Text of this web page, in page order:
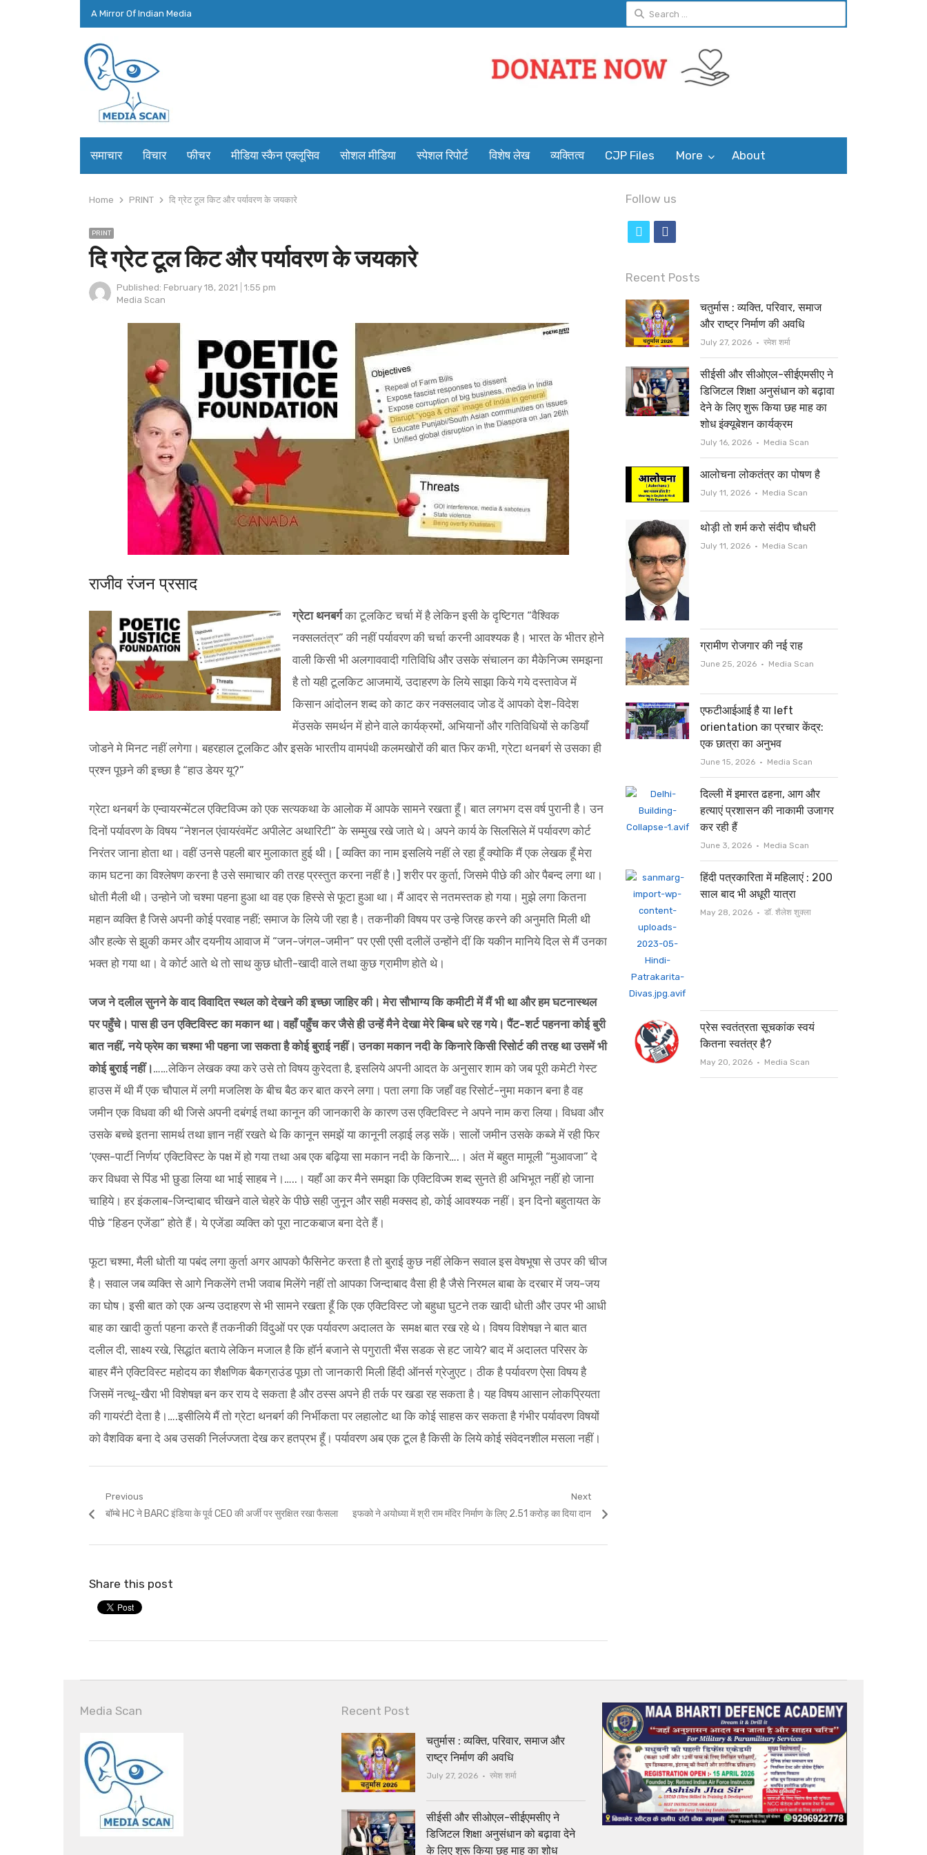
A Mirror Of Indian Media
Search
for:
समाचार विचार फीचर मीडिया स्कैन एक्लूसिव सोशल मीडिया स्पेशल रिपोर्ट विशेष लेख व्यक्तित्व CJP Files More About
Home PRINT दि ग्रेट टूल किट और पर्यावरण के जयकारे
PRINT
दि ग्रेट टूल किट और पर्यावरण के जयकारे
Published: February 18, 2021
1:55 pm
Author
Media Scan
राजीव रंजन प्रसाद
ग्रेटा थनबर्गका टूलकिट चर्चा में है लेकिन इसी के दृष्टिगत “वैश्विक
नक्सलतंत्र” की नहीं पर्यावरण की चर्चा करनी आवश्यक है। भारत के भीतर होने
वाली किसी भी अलगाववादी गतिविधि और उसके संचालन का मैकेनिज्म समझना
है तो यही टूलकिट आजमायें, उदाहरण के लिये साझा किये गये दस्तावेज में
किसान आंदोलन शब्द को काट कर नक्सलवाद जोड दें आपको देश-विदेश
मेंउसके समर्थन में होने वाले कार्यक्रमों, अभियानों और गतिविधियों से कडियाँ
जोडने मे मिनट नहीं लगेगा। बहरहाल टूलकिट और इसके भारतीय वामपंथी कलमखोरों की बात फिर कभी, ग्रेटा थनबर्ग से उसका ही
प्रश्न पूछने की इच्छा है “हाउ डेयर यू?”
ग्रेटा थनबर्ग के एन्वायरन्मेंटल एक्टिविज्म को एक सत्यकथा के आलोक में आपके सामने रखता हूँ। बात लगभग दस वर्ष पुरानी है। उन
दिनों पर्यावरण के विषय “नेशनल एंवायरंवमेंट अपीलेट अथारिटी” के सम्मुख रखे जाते थे। अपने कार्य के सिलसिले में पर्यावरण कोर्ट
निरंतर जाना होता था। वहीं उनसे पहली बार मुलाकात हुई थी। [ व्यक्ति का नाम इसलिये नहीं ले रहा हूँ क्योकि मैं एक लेखक हूँ मेरा
काम घटना का विश्लेषण करना है उसे समाचार की तरह प्रस्तुत करना नहीं है।] शरीर पर कुर्ता, जिसमे पीछे की ओर पैबन्द लगा था।
धोती मैली थी। उन्होने जो चश्मा पहना हुआ था वह एक हिस्से से फूटा हुआ था। मैं आदर से नतमस्तक हो गया। मुझे लगा कितना
महान व्यक्ति है जिसे अपनी कोई परवाह नहीं; समाज के लिये जी रहा है। तकनीकी विषय पर उन्हे जिरह करने की अनुमति मिली थी
और हल्के से झुकी कमर और दयनीय आवाज में “जन-जंगल-जमीन” पर एसी एसी दलीलें उन्होंने दीं कि यकीन मानिये दिल से मैं उनका
भक्त हो गया था। वे कोर्ट आते थे तो साथ कुछ धोती-खादी वाले तथा कुछ ग्रामीण होते थे।
जज ने दलील सुनने के वाद विवादित स्थल को देखने की इच्छा जाहिर की। मेरा सौभाग्य कि कमीटी में मैं भी था और हम घटनास्थल
पर पहुँचे। पास ही उन एक्टिविस्ट का मकान था। वहाँ पहुँच कर जैसे ही उन्हें मैने देखा मेरे बिम्ब धरे रह गये। पैंट-शर्ट पहनना कोई बुरी
बात नहीं, नये फ्रेम का चश्मा भी पहना जा सकता है कोई बुराई नहीं। उनका मकान नदी के किनारे किसी रिसोर्ट की तरह था उसमें भी
कोई बुराई नहीं।……लेकिन लेखक क्या करे उसे तो विषय कुरेदता है, इसलिये अपनी आदत के अनुसार शाम को जब पूरी कमेटी गेस्ट
हाउस में थी मैं एक चौपाल में लगी मजलिश के बीच बैठ कर बात करने लगा। पता लगा कि जहाँ वह रिसोर्ट-नुमा मकान बना है वह
जमीन एक विधवा की थी जिसे अपनी दबंगई तथा कानून की जानकारी के कारण उस एक्टिविस्ट ने अपने नाम करा लिया। विधवा और
उसके बच्चे इतना सामर्थ तथा ज्ञान नहीं रखते थे कि कानून समझें या कानूनी लड़ाई लड़ सकें। सालों जमीन उसके कब्जे में रही फिर
‘एक्स-पार्टी निर्णय’ एक्टिविस्ट के पक्ष में हो गया तथा अब एक बढ़िया सा मकान नदी के किनारे….। अंत में बहुत मामूली “मुआवजा” दे
कर विधवा से पिंड भी छुडा लिया था भाई साहब ने।…..। यहाँ आ कर मैने समझा कि एक्टिविज्म शब्द सुनते ही अभिभूत नहीं हो जाना
चाहिये। हर इंकलाब-जिन्दाबाद चीखने वाले चेहरे के पीछे सही जुनून और सही मक्सद हो, कोई आवश्यक नहीं। इन दिनो बहुतायत के
पीछे “हिडन एजेंडा” होते हैं। ये एजेंडा व्यक्ति को पूरा नाटकबाज बना देते हैं।
फूटा चश्मा, मैली धोती या पबंद लगा कुर्ता अगर आपको फैसिनेट करता है तो बुराई कुछ नहीं लेकिन सवाल इस वेषभूषा से उपर की चीज
है। सवाल जब व्यक्ति से आगे निकलेंगे तभी जवाब मिलेंगे नहीं तो आपका जिन्दाबाद वैसा ही है जैसे निरमल बाबा के दरबार में जय-जय
का घोष। इसी बात को एक अन्य उदाहरण से भी सामने रखता हूँ कि एक एक्टिविस्ट जो बहुधा घुटने तक खादी धोती और उपर भी आधी
बाह का खादी कुर्ता पहना करते हैं तकनीकी विंदुओं पर एक पर्यावरण अदालत के समक्ष बात रख रहे थे। विषय विशेषज्ञ ने बात बात
दलील दी, साक्ष्य रखे, सिद्धांत बताये लेकिन मजाल है कि हॉर्न बजाने से पगुराती भैंस सडक से हट जाये? बाद में अदालत परिसर के
बाहर मैंने एक्टिविस्ट महोदय का शैक्षणिक बैकग्राउंड पूछा तो जानकारी मिली हिंदी ऑनर्स ग्रेजुएट। ठीक है पर्यावरण ऐसा विषय है
जिसमें नत्थू-खैरा भी विशेषज्ञ बन कर राय दे सकता है और ठस्स अपने ही तर्क पर खडा रह सकता है। यह विषय आसान लोकप्रियता
की गायरंटी देता है।….इसीलिये मैं तो ग्रेटा थनबर्ग की निर्भीकता पर लहालोट था कि कोई साहस कर सकता है गंभीर पर्यावरण विषयों
को वैशविक बना दे अब उसकी निर्लज्जता देख कर हतप्रभ हूँ। पर्यावरण अब एक टूल है किसी के लिये कोई संवेदनशील मसला नहीं।
Post
navigation
Previous
Previous
बॉम्बे HC ने BARC इंडिया के पूर्व CEO की अर्जी पर सुरक्षित रखा फैसला
Next
Next
इफको ने अयोध्या में श्री राम मंदिर निर्माण के लिए 2.51 करोड़ का दिया दान
Share this post
Follow us
i
t
t
e
r
c
e
b
o
o
k
Recent Posts
चतुर्मास : व्यक्ति, परिवार, समाज
और राष्ट्र निर्माण की अवधि
July 27, 2026 Author
रमेश शर्मा
सीईसी और सीओएल-सीईएमसीए ने
डिजिटल शिक्षा अनुसंधान को बढ़ावा
देने के लिए शुरू किया छह माह का
शोध इंक्यूबेशन कार्यक्रम
July 16, 2026 Author
Media Scan
आलोचना लोकतंत्र का पोषण है
July 11, 2026 Author
Media Scan
थोड़ी तो शर्म करो संदीप चौधरी
July 11, 2026 Author
Media Scan
ग्रामीण रोजगार की नई राह
June 25, 2026 Author
Media Scan
एफटीआईआई है या left
orientation का प्रचार केंद्र:
एक छात्रा का अनुभव
June 15, 2026 Author
Media Scan
दिल्ली में इमारत ढहना, आग और
हत्याएं प्रशासन की नाकामी उजागर
कर रही हैं
June 3, 2026 Author
Media Scan
हिंदी पत्रकारिता में महिलाएं : 200
साल बाद भी अधूरी यात्रा
May 28, 2026 Author
डॉ. शैलेश शुक्ला
प्रेस स्वतंत्रता सूचकांक स्वयं
कितना स्वतंत्र है?
May 20, 2026 Author
Media Scan
Media Scan Recent Post
चतुर्मास : व्यक्ति, परिवार, समाज और
राष्ट्र निर्माण की अवधि
July 27, 2026 Author
रमेश शर्मा
सीईसी और सीओएल-सीईएमसीए ने
डिजिटल शिक्षा अनुसंधान को बढ़ावा देने
के लिए शुरू किया छह माह का शोध